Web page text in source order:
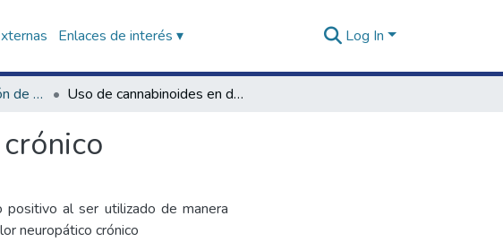
Enlaces de interés ▾ Log In
Reporte - Subdirección de Medicinas Complementarias Uso de cannabinoides en dolor neuropático crónico
al ser utilizado de manera
neuropático crónico